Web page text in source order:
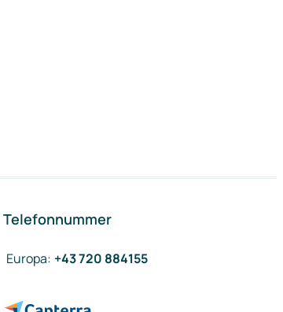
Telefonnummer
Europa: +43 720 884155